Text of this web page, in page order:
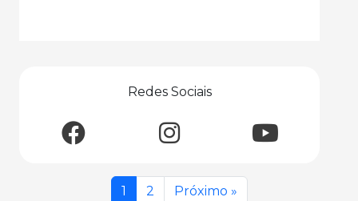
Redes Sociais
1 2 Próximo »